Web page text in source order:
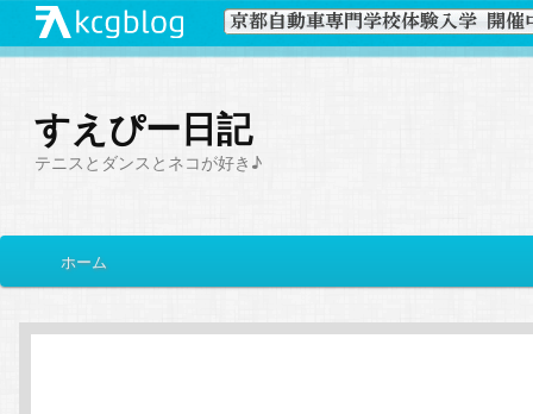
すえぴー日記
テニスとダンスとネコが好き♪
イ
メ
イ
サ
ブ
ホーム